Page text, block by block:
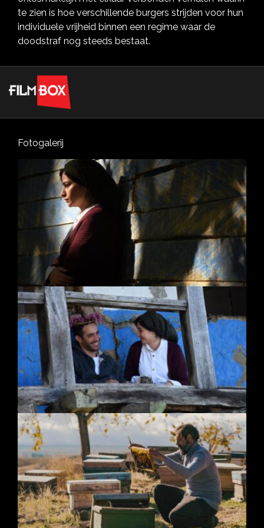
te zien is hoe verschillende burgers strijden voor hun
individuele vrijheid binnen een regime waar de
doodstraf nog steeds bestaat.
Fotogalerij